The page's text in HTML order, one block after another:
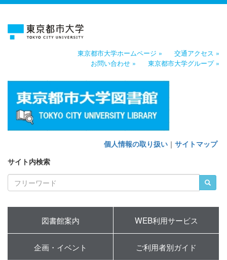
東京都市大学ホームページ »
交通アクセス »
お問い合わせ »
東京都市大学グループ »
個人情報の取り扱い ｜ サイトマップ
サイト内検索
図書館案内 WEB利用サービス
企画・イベント ご利用者別ガイド